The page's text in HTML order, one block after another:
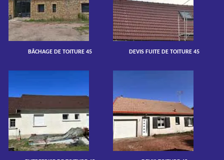
BÂCHAGE DE TOITURE 45 DEVIS FUITE DE TOITURE 45